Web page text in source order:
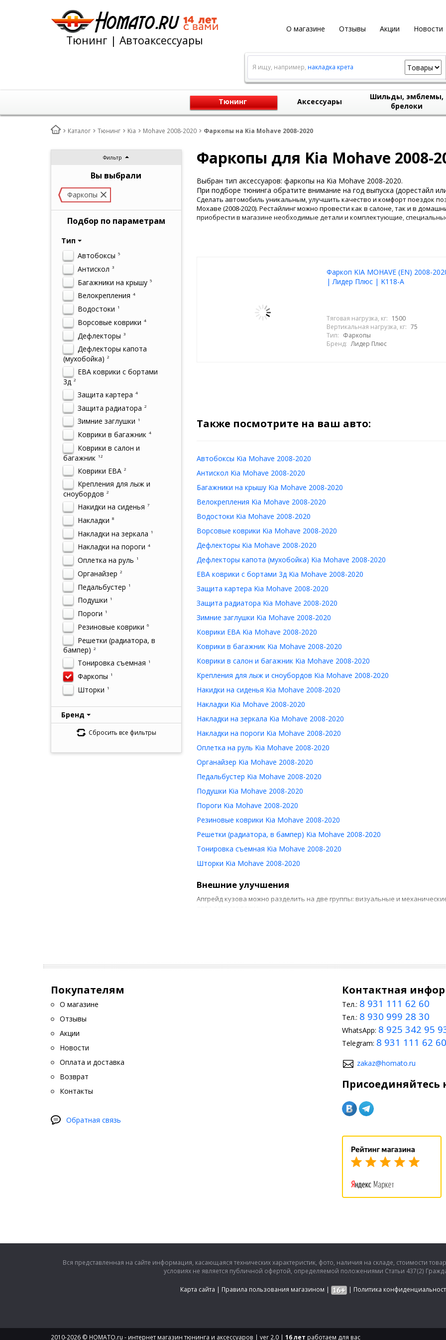
О магазине Отзывы Акции Новости
Тюнинг | Автоаксессуары
Я ищу, например, накладка крета
Тюнинг Аксессуары
Шильды, эмблемы,
брелоки
Каталог Тюнинг Kia Mohave 2008-2020 Фаркопы на Kia Mohave 2008-2020
Фильтр
Вы выбрали
Фаркопы
Подбор по параметрам
Тип
Автобоксы 5
Антискол 3
Багажники на крышу 5
Велокрепления 4
Водостоки 1
Ворсовые коврики 4
Дефлекторы 3
Дефлекторы капота
(мухобойка) 2
ЕВА коврики с бортами
3д 2
Защита картера 4
Защита радиатора 2
Зимние заглушки 1
Коврики в багажник 4
Коврики в салон и
багажник 12
Коврики ЕВА 2
Крепления для лыж и
сноубордов 2
Накидки на сиденья 7
Накладки 8
Накладки на зеркала 1
Накладки на пороги 4
Оплетка на руль 1
Органайзер 2
Педальбустер 1
Подушки 1
Пороги 1
Резиновые коврики 6
Решетки (радиатора, в
бампер) 2
Тонировка съемная 1
Фаркопы 1
Шторки 1
Бренд
Сбросить все фильтры
Фаркопы для Kia Mohave 2008-
Выбран тип аксессуаров: фаркопы на Kia Mohave 2008-2020.
При подборе тюнинга обратите внимание на год выпуска (дорестайл
Сделать автомобиль уникальным, улучшить качество и комфорт поездок
Мохаве (2008-2020). Рестайлинг можно провести как в салоне, так и в
приобрести в магазине необходимые детали и комплектующие,
Фаркоп KIA MOHAVE (EN) 2008-
| Лидер Плюс | K118-A
Тяговая нагрузка, кг: 1500
Вертикальная нагрузка, кг: 75
Тип: Фаркопы
Бренд: Лидер Плюс
Также посмотрите на ваш авто:
Автобоксы Kia Mohave 2008-2020
Антискол Kia Mohave 2008-2020
Багажники на крышу Kia Mohave 2008-2020
Велокрепления Kia Mohave 2008-2020
Водостоки Kia Mohave 2008-2020
Ворсовые коврики Kia Mohave 2008-2020
Дефлекторы Kia Mohave 2008-2020
Дефлекторы капота (мухобойка) Kia Mohave 2008-2020
ЕВА коврики с бортами 3д Kia Mohave 2008-2020
Защита картера Kia Mohave 2008-2020
Защита радиатора Kia Mohave 2008-2020
Зимние заглушки Kia Mohave 2008-2020
Коврики ЕВА Kia Mohave 2008-2020
Коврики в багажник Kia Mohave 2008-2020
Коврики в салон и багажник Kia Mohave 2008-2020
Крепления для лыж и сноубордов Kia Mohave 2008-2020
Накидки на сиденья Kia Mohave 2008-2020
Накладки Kia Mohave 2008-2020
Накладки на зеркала Kia Mohave 2008-2020
Накладки на пороги Kia Mohave 2008-2020
Оплетка на руль Kia Mohave 2008-2020
Органайзер Kia Mohave 2008-2020
Педальбустер Kia Mohave 2008-2020
Подушки Kia Mohave 2008-2020
Пороги Kia Mohave 2008-2020
Резиновые коврики Kia Mohave 2008-2020
Решетки (радиатора, в бампер) Kia Mohave 2008-2020
Тонировка съемная Kia Mohave 2008-2020
Шторки Kia Mohave 2008-2020
Внешние улучшения
Апгрейд кузова можно разделить на две группы: визуальные и
Кроме того, тюнинг Киа Мохаве (2008-2020) включает замену фар, обшивку
Внутреннюю модернизацию можно начать с доработки приборной
Дополнительная подсветка создаст в салоне особую атмосферу.
Покупателям
О магазине
Отзывы
Акции
Новости
Оплата и доставка
Возврат
Контакты
Обратная связь
Контактная
Тел.: 8 931 111 62 60
Тел.: 8 930 999 28 30
WhatsApp: 8 925 342 95
Telegram: 8 931 111 62 60
zakaz@homato.ru
Присоединяйтесь
Вся представленная на сайте информация, касающаяся технических характеристик, фото, наличия на складе, стоимости
условиях не является публичной офертой, определяемой положениями Статьи 437(2)
Карта сайта | Правила пользования магазином | | Политика
2010-2026 © HOMATO.ru - интернет магазин тюнинга и аксессуаров | ver 2.0 | 16 лет работаем для вас